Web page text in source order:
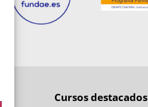
Cursos destacados